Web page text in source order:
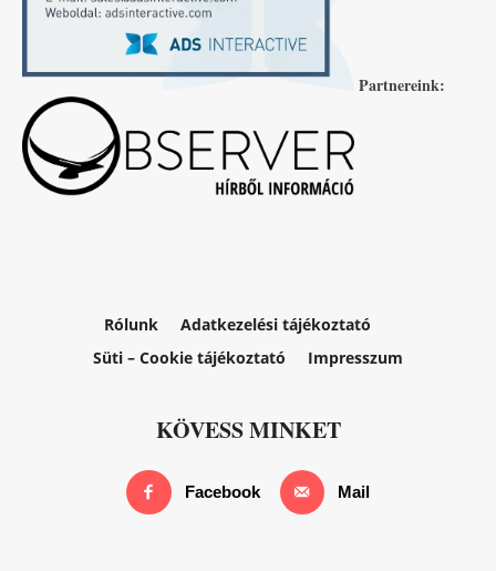
Partnereink:
Rólunk
Adatkezelési tájékoztató
Süti – Cookie tájékoztató
Impresszum
KÖVESS MINKET
Facebook Mail